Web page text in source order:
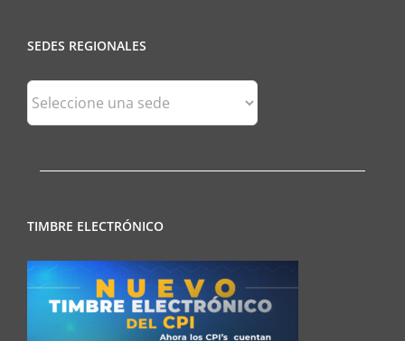
SEDES REGIONALES
Sedes
Regionales
TIMBRE ELECTRÓNICO